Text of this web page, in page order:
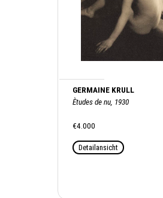
GERMAINE KRULL
Ètudes de nu, 1930
€4.000
Detailansicht